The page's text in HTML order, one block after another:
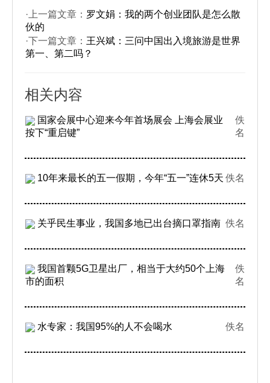
·上一篇文章： 罗文娟：我的两个创业团队是怎么散
伙的
·下一篇文章： 王兴斌：三问中国出入境旅游是世界
第一、第二吗？
相关内容
国家会展中心迎来今年首场展会 上海会展业
按下“重启键”
佚
名
10年来最长的五一假期，今年“五一”连休5天 佚名
关乎民生事业，我国多地已出台摘口罩指南 佚名
我国首颗5G卫星出厂，相当于大约50个上海
市的面积
佚
名
水专家：我国95%的人不会喝水 佚名